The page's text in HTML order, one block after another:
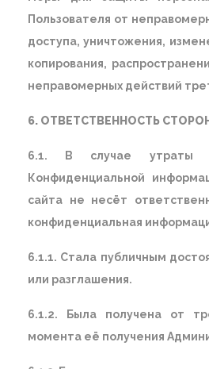
Пользователя от
доступа, уничтожения,
копирования,
неправомерных действий
6. ОТВЕТСТВЕННОСТЬ СТОРОН
6.1. В случае утраты
Конфиденциальной
сайта не несёт
конфиденциальная
6.1.1. Стала публичным
или разглашения.
6.1.2. Была получена от
момента её получения